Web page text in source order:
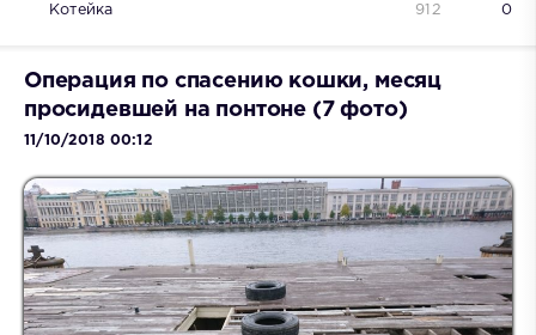
Котейка 0
912
Операция по спасению кошки, месяц
просидевшей на понтоне (7 фото)
11/10/2018 00:12